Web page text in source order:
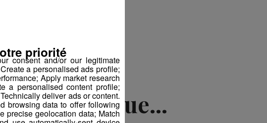
à l'élastique...
consent and/or our legitimate
a personalised ads profile;
Apply market research
a personalised content profile;
deliver ads or content.
browsing data to offer following
precise geolocation data; Match
priorité